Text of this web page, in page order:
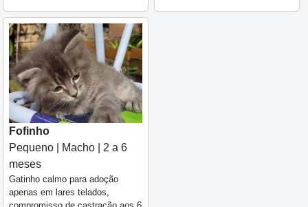
Fofinho
Pequeno | Macho | 2 a 6
meses
Gatinho calmo para adoção
apenas em lares telados,